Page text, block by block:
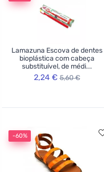
Lamazuna Escova de dentes
bioplástica com cabeça
substituível, de médi...
2,24 € 5,60 €
-60%